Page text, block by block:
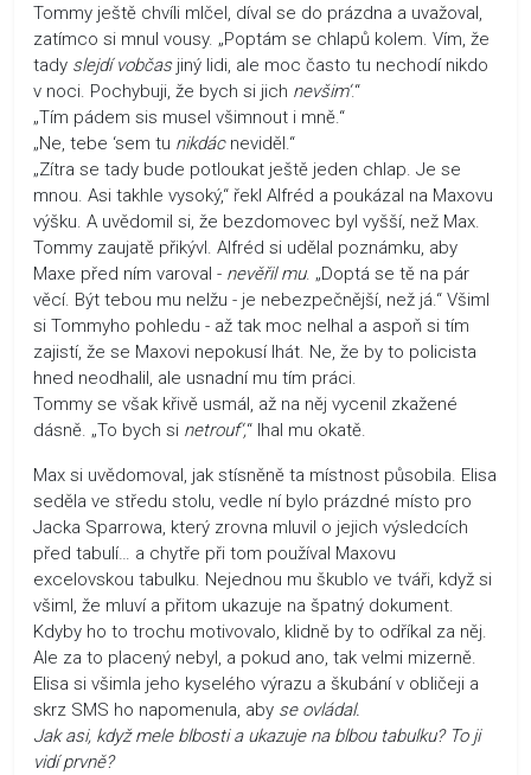
Tommy ještě chvíli mlčel, díval se do prázdna a uvažoval,
zatímco si mnul vousy. „Poptám se chlapů kolem. Vím, že
tady slejdí vobčasjiný lidi, ale moc často tu nechodí nikdo
v noci. Pochybuji, že bych si jich nevšim‘.“
„Tím pádem sis musel všimnout i mně.“
„Ne, tebe ‘sem tu nikdácneviděl.“
„Zítra se tady bude potloukat ještě jeden chlap. Je se
mnou. Asi takhle vysoký,“ řekl Alfréd a poukázal na Maxovu
výšku. A uvědomil si, že bezdomovec byl vyšší, než Max.
Tommy zaujatě přikývl. Alfréd si udělal poznámku, aby
Maxe před ním varoval - nevěřil mu. „Doptá se tě na pár
věcí. Být tebou mu nelžu - je nebezpečnější, než já.“ Všiml
si Tommyho pohledu - až tak moc nelhal a aspoň si tím
zajistí, že se Maxovi nepokusí lhát. Ne, že by to policista
hned neodhalil, ale usnadní mu tím práci.
Tommy se však křivě usmál, až na něj vycenil zkažené
dásně. „To bych si netrouf‘,“ lhal mu okatě.
Max si uvědomoval, jak stísněně ta místnost působila. Elisa
seděla ve středu stolu, vedle ní bylo prázdné místo pro
Jacka Sparrowa, který zrovna mluvil o jejich výsledcích
před tabulí… a chytře při tom používal Maxovu
excelovskou tabulku. Nejednou mu škublo ve tváři, když si
všiml, že mluví a přitom ukazuje na špatný dokument.
Kdyby ho to trochu motivovalo, klidně by to odříkal za něj.
Ale za to placený nebyl, a pokud ano, tak velmi mizerně.
Elisa si všimla jeho kyselého výrazu a škubání v obličeji a
skrz SMS ho napomenula, aby se ovládal.
Jak asi, když mele blbosti a ukazuje na blbou tabulku? To ji
vidí prvně?